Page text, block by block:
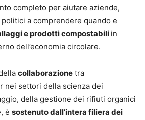
completo per aiutare aziende,
a comprendere quando e
e prodotti compostabili in
dell’economia circolare.
collaborazione tra
nei settori della scienza dei
della gestione dei rifiuti organici
è sostenuto dall’intera filiera dei